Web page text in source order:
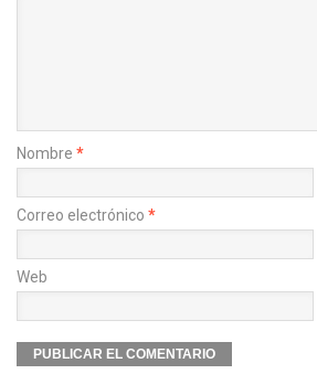
Nombre *
Correo electrónico *
Web